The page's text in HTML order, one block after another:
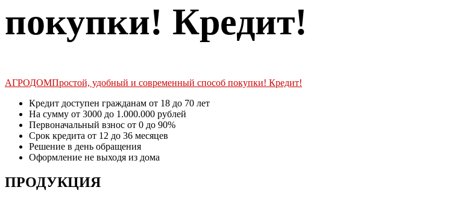
покупки! Кредит!
АГРОДОМПростой, удобный и современный способ покупки! Кредит!
Кредит доступен гражданам от 18 до 70 лет
На сумму от 3000 до 1.000.000 рублей
Первоначальный взнос от 0 до 90%
Срок кредита от 12 до 36 месяцев
Решение в день обращения
Оформление не выходя из дома
ПРОДУКЦИЯ